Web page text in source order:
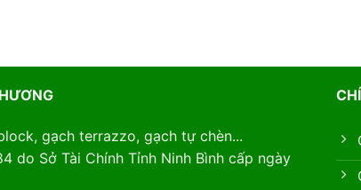
gạch terrazzo, gạch tự chèn...
do Sở Tài Chính Tỉnh Ninh Bình cấp ngày